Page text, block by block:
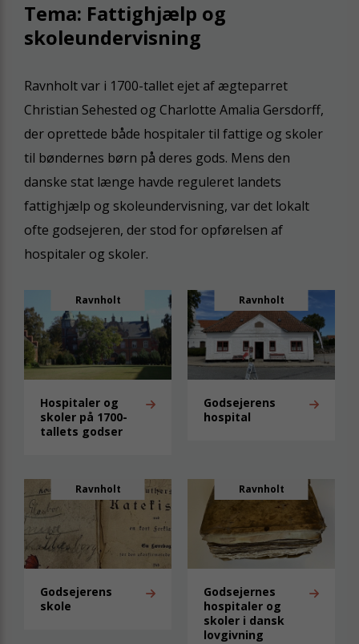
Tema: Fattighjælp og
skoleundervisning
Ravnholt var i 1700-tallet ejet af ægteparret
Christian Sehested og Charlotte Amalia Gersdorff,
der oprettede både hospitaler til fattige og skoler
til bøndernes børn på deres gods. Mens den
danske stat længe havde reguleret landets
fattighjælp og skoleundervisning, var det lokalt
ofte godsejeren, der stod for opførelsen af
hospitaler og skoler.
Ravnholt
Hospitaler og
skoler på 1700-
tallets godser
Ravnholt
Godsejerens
hospital
Ravnholt
Godsejerens
skole
Ravnholt
Godsejernes
hospitaler og
skoler i dansk
lovgivning